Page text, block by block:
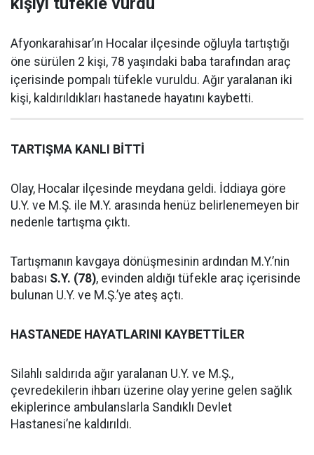
Afyonkarahisar’ın Hocalar ilçesinde oğluyla tartıştığı
öne sürülen 2 kişi, 78 yaşındaki baba tarafından araç
içerisinde pompalı tüfekle vuruldu. Ağır yaralanan iki
kişi, kaldırıldıkları hastanede hayatını kaybetti.
TARTIŞMA KANLI BİTTİ
Olay, Hocalar ilçesinde meydana geldi. İddiaya göre
U.Y. ve M.Ş. ile M.Y. arasında henüz belirlenemeyen bir
nedenle tartışma çıktı.
Tartışmanın kavgaya dönüşmesinin ardından M.Y.’nin
babası S.Y. (78), evinden aldığı tüfekle araç içerisinde
bulunan U.Y. ve M.Ş.’ye ateş açtı.
HASTANEDE HAYATLARINI KAYBETTİLER
Silahlı saldırıda ağır yaralanan U.Y. ve M.Ş.,
çevredekilerin ihbarı üzerine olay yerine gelen sağlık
ekiplerince ambulanslarla Sandıklı Devlet
Hastanesi’ne kaldırıldı.